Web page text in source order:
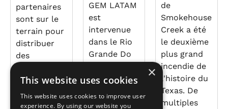
partenaires
sont sur le
terrain pour
distribuer
des
à la suite de
cet ouragan
majeur.
GEM LATAM
est
intervenue
dans le Rio
Grande Do
Brésil, à la
inondations
de
Smokehouse
Creek a été
le deuxième
plus grand
incendie de
l'histoire du
Texas. De
multiples
×
This website uses cookies
This website uses cookies to improve user
experience. By using our website you